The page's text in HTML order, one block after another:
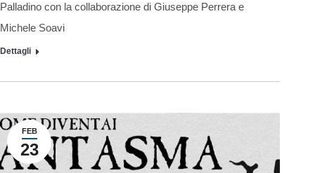
Palladino con la collaborazione di Giuseppe Perrera e
Michele Soavi
Dettagli
FEB
23